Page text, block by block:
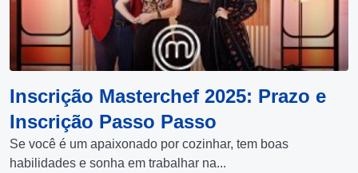
Inscrição Masterchef 2025: Prazo e
Inscrição Passo Passo
Se você é um apaixonado por cozinhar, tem boas
habilidades e sonha em trabalhar na...